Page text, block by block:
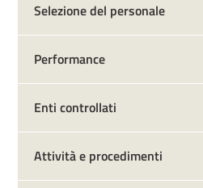
Selezione del personale
Performance
Enti controllati
Attività e procedimenti